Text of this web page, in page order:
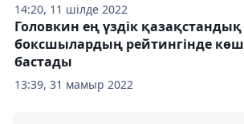
14:20, 11 шілде 2022
13:39, 31 мамыр 2022
Головкин ең үздік қазақстандық
боксшылардың рейтингінде көш
бастады